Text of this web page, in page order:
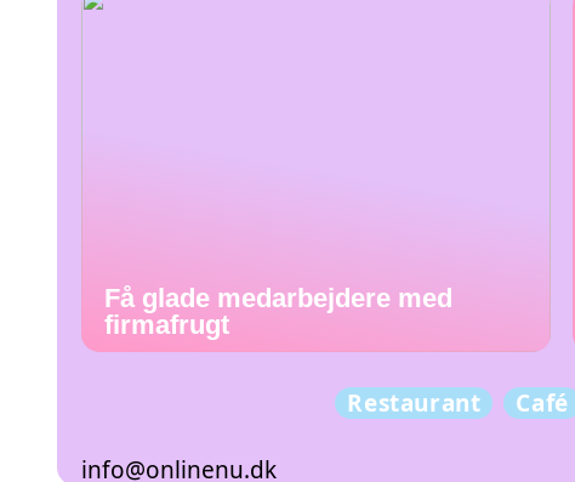
Få glade medarbejdere med
firmafrugt
Restaurant Café
info@onlinenu.dk